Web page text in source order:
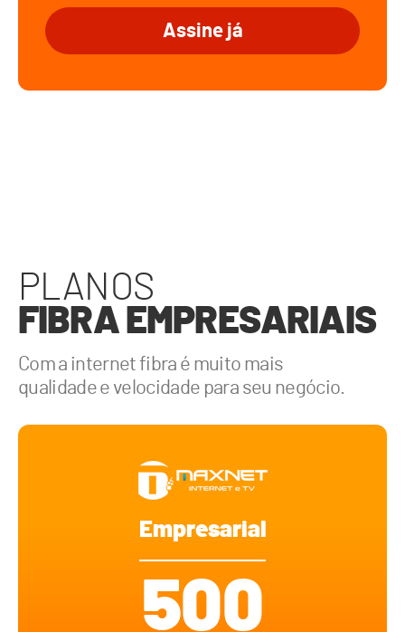
Assine já
PLANOS
FIBRA EMPRESARIAIS
Com a internet fibra é muito mais
qualidade e velocidade para seu negócio.
Empresarial
500